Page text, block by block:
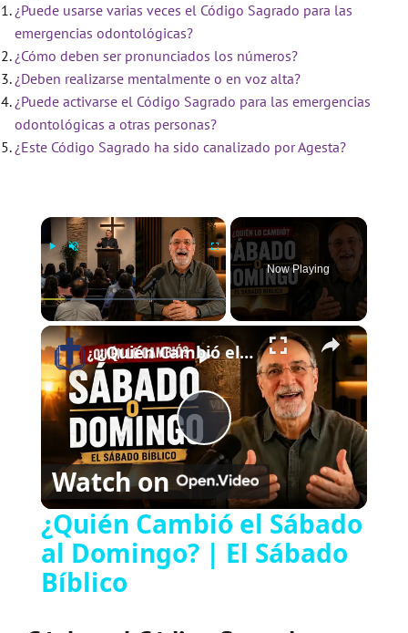
¿Puede usarse varias veces el Código Sagrado para las
emergencias odontológicas?
¿Cómo deben ser pronunciados los números?
¿Deben realizarse mentalmente o en voz alta?
¿Puede activarse el Código Sagrado para las emergencias
odontológicas a otras personas?
¿Este Código Sagrado ha sido canalizado por Agesta?
×
Play Unmute
Now Playing
×
Play
Video
¿Quién Cambió el Sábado al Domingo? | El Sábado Bíblico
Watch on
¿Quién Cambió el Sábado
al Domingo? | El Sábado
Bíblico